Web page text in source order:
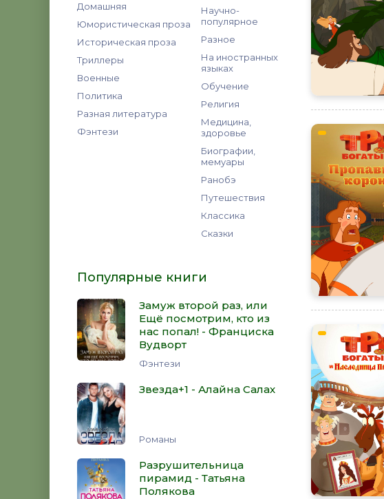
Домашняя
Юмористическая проза
Историческая проза
Триллеры
Военные
Политика
Разная литература
Фэнтези
Научно-
популярное
Разное
На иностранных
языках
Обучение
Религия
Медицина,
здоровье
Биографии,
мемуары
Ранобэ
Путешествия
Классика
Сказки
Популярные книги
Замуж второй раз, или
Ещё посмотрим, кто из
нас попал! - Франциска
Вудворт
Фэнтези
Звезда+1 - Алайна Салах
Романы
Разрушительница
пирамид - Татьяна
Полякова